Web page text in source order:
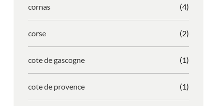
cornas (4)
corse (2)
cote de gascogne (1)
cote de provence (1)